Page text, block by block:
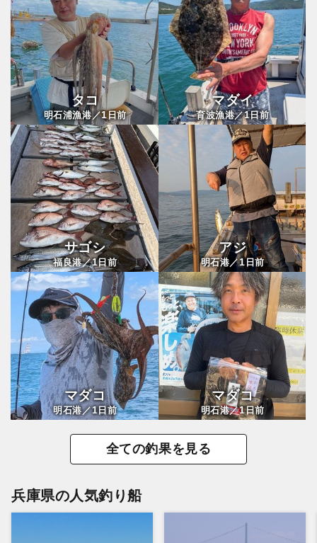
タコ
明石浦漁港／1日前
マダイ
育波漁港／1日前
サゴシ
福良港／1日前
アジ
明石港／1 日前
マダコ
明石港／1日前
マダコ
明石港／1日前
全ての釣果を見る
兵庫県の人気釣り船